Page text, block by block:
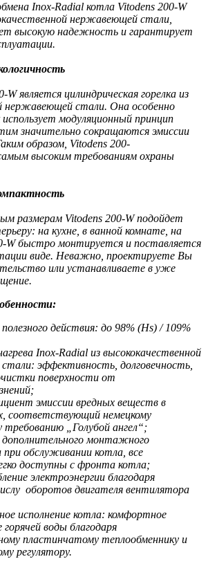
Inox-Radial котла Vitodens 200-W
нержавеющей стали,
высокую надежность и гарантирует
является цилиндрическая горелка из
нержавеющей стали. Она особенно
модуляционный принцип
значительно сокращаются эмиссии
образом, Vitodens 200-
высоким требованиям охраны
размерам Vitodens 200-W подойдет
на кухне, в ванной комнате, на
W быстро монтируется и поставляется
виде. Неважно, проектируете Вы
или устанавливаете в уже
действия: до 98% (Hs) / 109%
Inox-Radial из высококачественной
эффективность, долговечность,
поверхности от
эмиссии вредных веществ в
соответствующий немецкому
требованию „Голубой ангел“;
монтажного
обслуживании котла, все
доступны с фронта котла;
электроэнергии благодаря
оборотов двигателя вентилятора
исполнение котла: комфортное
горячей воды благодаря
пластинчатому теплообменнику и
регулятору.